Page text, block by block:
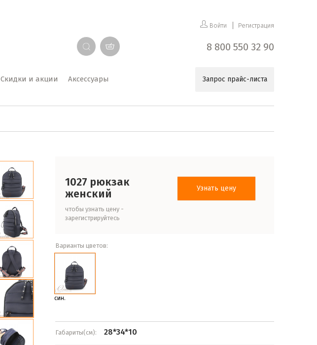
Скидки и акции Аксессуары
Войти Регистрация
8 800 550 32 90
Запрос прайс-листа
1027 рюкзак
женский
чтобы узнать цену -
зарегистрируйтесь
Узнать цену
Варианты цветов:
син.
Габариты(см): 28*34*10